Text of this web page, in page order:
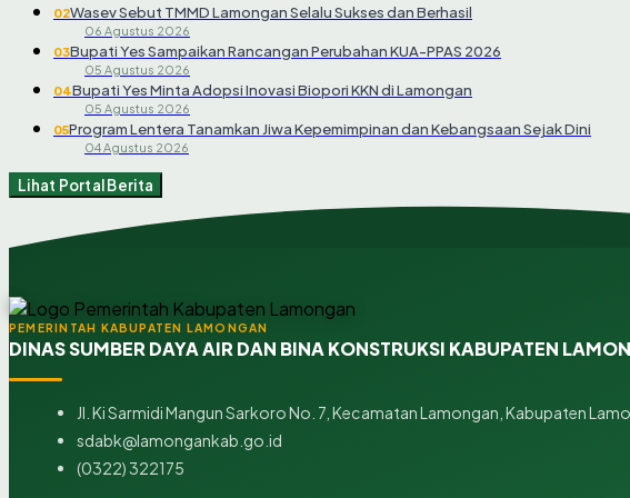
02Wasev Sebut TMMD Lamongan Selalu Sukses dan Berhasil
06 Agustus 2026
03Bupati Yes Sampaikan Rancangan Perubahan KUA-PPAS 2026
05 Agustus 2026
04Bupati Yes Minta Adopsi Inovasi Biopori KKN di Lamongan
05 Agustus 2026
05Program Lentera Tanamkan Jiwa Kepemimpinan dan Kebangsaan Sejak Dini
04 Agustus 2026
Lihat Portal Berita
PEMERINTAH KABUPATEN LAMONGAN
DINAS SUMBER DAYA AIR DAN BINA KONSTRUKSI KABUPATEN
Jl. Ki Sarmidi Mangun Sarkoro No. 7, Kecamatan Lamongan, Kabupaten
sdabk@lamongankab.go.id
(0322) 322175